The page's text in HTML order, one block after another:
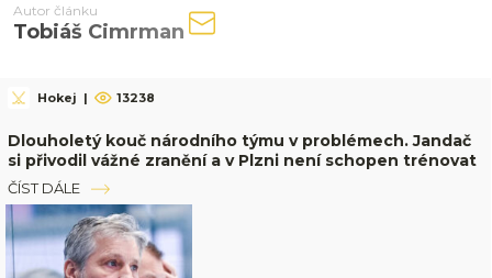
Autor článku
Tobiáš Cimrman
Hokej | 13238
Dlouholetý kouč národního týmu v problémech. Jandač
si přivodil vážné zranění a v Plzni není schopen trénovat
ČÍST DÁLE